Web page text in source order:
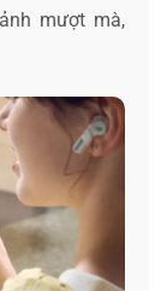
mượt mà,